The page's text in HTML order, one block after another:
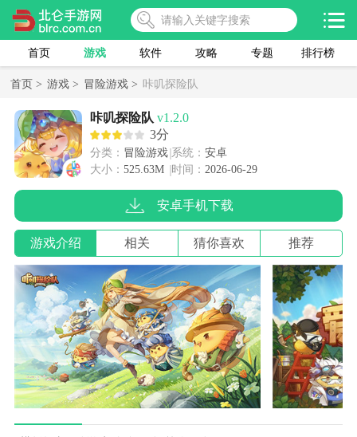
首页 游戏 软件 攻略 专题 排行榜
首页 > 游戏 > 冒险游戏 > 咔叽探险队
咔叽探险队 v1.2.0
3分
分类： 冒险游戏 系统： 安卓
大小： 525.63M 时间： 2026-06-29
安卓手机下载
游戏介绍 相关 猜你喜欢 推荐